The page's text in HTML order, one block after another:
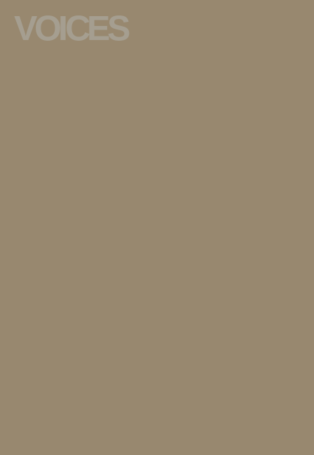
VOICES